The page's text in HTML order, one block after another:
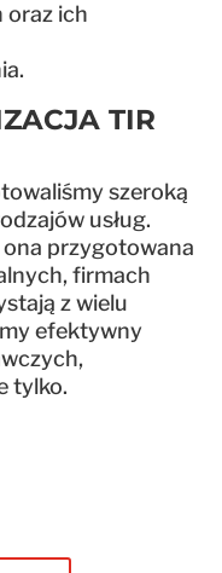
oraz ich
TIR
szeroką
usług.
ona przygotowana
firmach
z wielu
efektywny
tylko.